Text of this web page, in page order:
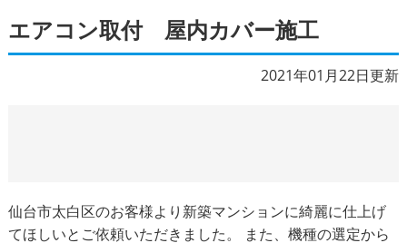
エアコン取付 屋内カバー施工
2021年01月22日更新
仙台市太白区のお客様より新築マンションに綺麗に仕上げ
てほしいとご依頼いただきました。 また、機種の選定から